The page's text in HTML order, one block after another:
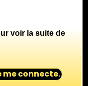
voir la suite de
me connecte.